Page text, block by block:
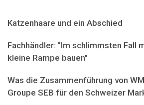
Katzenhaare und ein Abschied
Fachhändler: "Im schlimmsten Fall
kleine Rampe bauen"
Was die Zusammenführung von
Groupe SEB für den Schweizer